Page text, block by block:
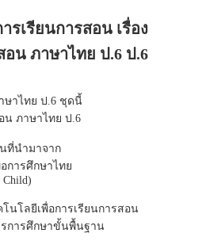
รเรียนการสอน เรื่อง
อน ภาษาไทย ป.6 ป.6
ษาไทย ป.6 ชุดนี้
น ภาษาไทย ป.6
ที่นำมาจาก
การศึกษาไทย
Child)
นโลยีเพื่อการเรียนการสอน
การศึกษาขั้นพื้นฐาน